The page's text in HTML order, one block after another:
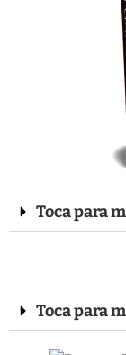
Toca para
Toca para